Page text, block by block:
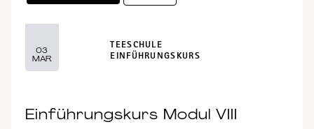
03
MAR
TEESCHULE
EINFÜHRUNGSKURS
Einführungskurs Modul VIII